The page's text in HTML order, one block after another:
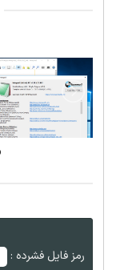
رمز فایل فشرده :